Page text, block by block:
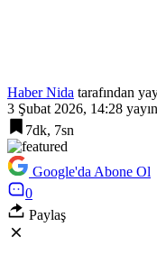
Haber Nida tarafından
3 Şubat 2026, 14:28
7dk, 7sn
Google'da Abone Ol
0
Paylaş